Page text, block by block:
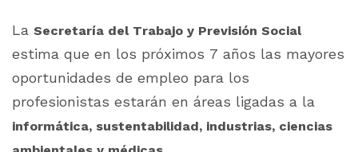
La Secretaría del Trabajo y Previsión Social
estima que en los próximos 7 años las mayores
oportunidades de empleo para los
profesionistas estarán en áreas ligadas a la
informática, sustentabilidad, industrias, ciencias